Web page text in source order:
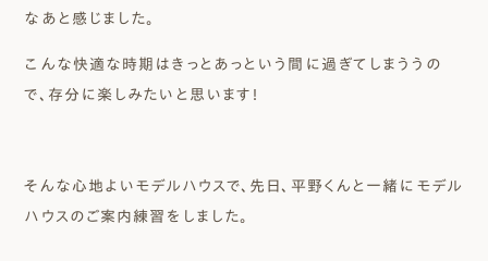
なあと感じました。
こんな快適な時期はきっとあっという間に過ぎてしまううの
で、存分に楽しみたいと思います！
そんな心地よいモデルハウスで、先日、平野くんと一緒にモデル
ハウスのご案内練習をしました。